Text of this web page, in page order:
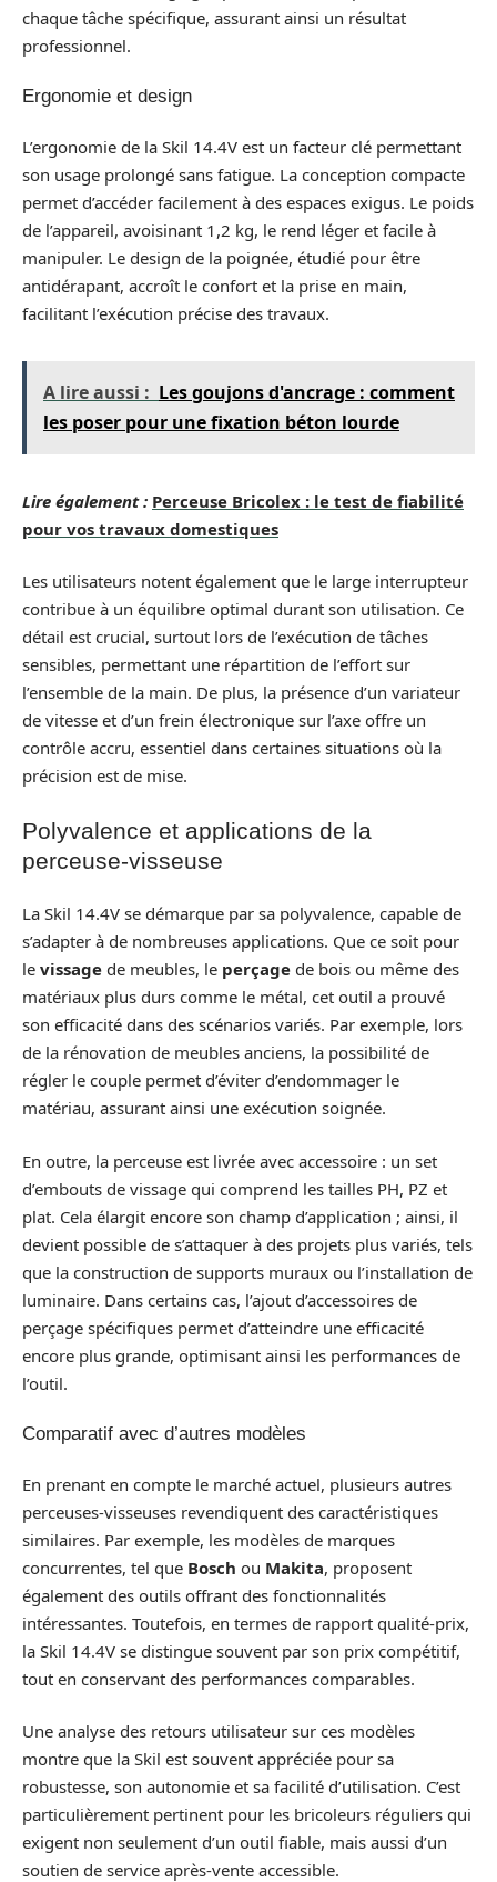
chaque tâche spécifique, assurant ainsi un résultat
professionnel.
Ergonomie et design
L’ergonomie de la Skil 14.4V est un facteur clé permettant
son usage prolongé sans fatigue. La conception compacte
permet d’accéder facilement à des espaces exigus. Le poids
de l’appareil, avoisinant 1,2 kg, le rend léger et facile à
manipuler. Le design de la poignée, étudié pour être
antidérapant, accroît le confort et la prise en main,
facilitant l’exécution précise des travaux.
A lire aussi : Les goujons d'ancrage : comment
les poser pour une fixation béton lourde
Lire également : Perceuse Bricolex : le test de fiabilité
pour vos travaux domestiques
Les utilisateurs notent également que le large interrupteur
contribue à un équilibre optimal durant son utilisation. Ce
détail est crucial, surtout lors de l’exécution de tâches
sensibles, permettant une répartition de l’effort sur
l’ensemble de la main. De plus, la présence d’un variateur
de vitesse et d’un frein électronique sur l’axe offre un
contrôle accru, essentiel dans certaines situations où la
précision est de mise.
Polyvalence et applications de la
perceuse-visseuse
La Skil 14.4V se démarque par sa polyvalence, capable de
s’adapter à de nombreuses applications. Que ce soit pour
le vissage de meubles, le perçage de bois ou même des
matériaux plus durs comme le métal, cet outil a prouvé
son efficacité dans des scénarios variés. Par exemple, lors
de la rénovation de meubles anciens, la possibilité de
régler le couple permet d’éviter d’endommager le
matériau, assurant ainsi une exécution soignée.
En outre, la perceuse est livrée avec accessoire : un set
d’embouts de vissage qui comprend les tailles PH, PZ et
plat. Cela élargit encore son champ d’application ; ainsi, il
devient possible de s’attaquer à des projets plus variés, tels
que la construction de supports muraux ou l’installation de
luminaire. Dans certains cas, l’ajout d’accessoires de
perçage spécifiques permet d’atteindre une efficacité
encore plus grande, optimisant ainsi les performances de
l’outil.
Comparatif avec d’autres modèles
En prenant en compte le marché actuel, plusieurs autres
perceuses-visseuses revendiquent des caractéristiques
similaires. Par exemple, les modèles de marques
concurrentes, tel que Bosch ou Makita, proposent
également des outils offrant des fonctionnalités
intéressantes. Toutefois, en termes de rapport qualité-prix,
la Skil 14.4V se distingue souvent par son prix compétitif,
tout en conservant des performances comparables.
Une analyse des retours utilisateur sur ces modèles
montre que la Skil est souvent appréciée pour sa
robustesse, son autonomie et sa facilité d’utilisation. C’est
particulièrement pertinent pour les bricoleurs réguliers qui
exigent non seulement d’un outil fiable, mais aussi d’un
soutien de service après-vente accessible.